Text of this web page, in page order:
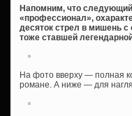
Напомним, что следующий
«профессионал»,
десяток стрел в мишень с
тоже ставшей
На фото вверху — полная
романе. А ниже — для